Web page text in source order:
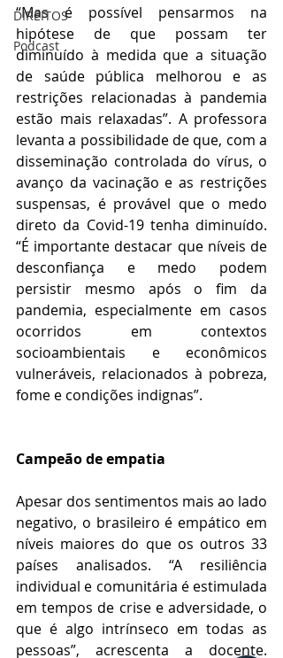
DIREITOS
Podcast
“Mas é possível pensarmos na
hipótese de que possam ter
diminuído à medida que a situação
de saúde pública melhorou e as
restrições relacionadas à pandemia
estão mais relaxadas”. A professora
levanta a possibilidade de que, com a
disseminação controlada do vírus, o
avanço da vacinação e as restrições
suspensas, é provável que o medo
direto da Covid-19 tenha diminuído.
“É importante destacar que níveis de
desconfiança e medo podem
persistir mesmo após o fim da
pandemia, especialmente em casos
ocorridos em contextos
socioambientais e econômicos
vulneráveis, relacionados à pobreza,
fome e condições indignas”.
Campeão de empatia
Apesar dos sentimentos mais ao lado
negativo, o brasileiro é empático em
níveis maiores do que os outros 33
países analisados. “A resiliência
individual e comunitária é estimulada
em tempos de crise e adversidade, o
que é algo intrínseco em todas as
pessoas”, acrescenta a docente.